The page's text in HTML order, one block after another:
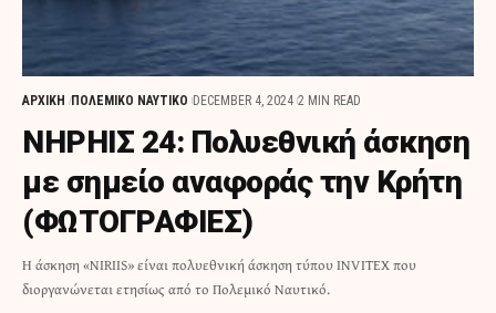
ΑΡΧΙΚΗ ΠΟΛΕΜΙΚΟ ΝΑΥΤΙΚΟ DECEMBER 4, 2024 2 MIN READ
ΝΗΡΗΙΣ 24: Πολυεθνική άσκηση
με σημείο αναφοράς την Κρήτη
(ΦΩΤΟΓΡΑΦΙΕΣ)
Η άσκηση «NIRIIS» είναι πολυεθνική άσκηση τύπου INVITEX που
διοργανώνεται ετησίως από το Πολεμικό Ναυτικό.